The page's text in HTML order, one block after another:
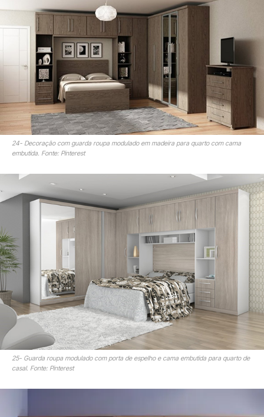
24- Decoração com guarda roupa modulado em madeira para quarto com cama
embutida. Fonte: Pinterest
25- Guarda roupa modulado com porta de espelho e cama embutida para quarto de
casal. Fonte: Pinterest